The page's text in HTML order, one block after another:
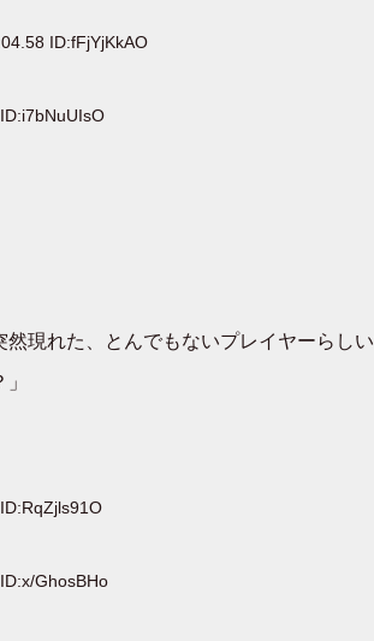
ID:fFjYjKkAO
現れた、とんでもないプレイヤーらしい
GhosBHo